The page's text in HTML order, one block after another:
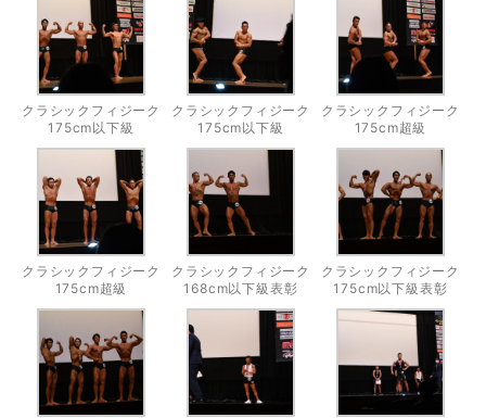
クラシックフィジーク
175cm以下級
クラシックフィジーク
175cm以下級
クラシックフィジーク
175cm超級
クラシックフィジーク
175cm超級
クラシックフィジーク
168cm以下級表彰
クラシックフィジーク
175cm以下級表彰